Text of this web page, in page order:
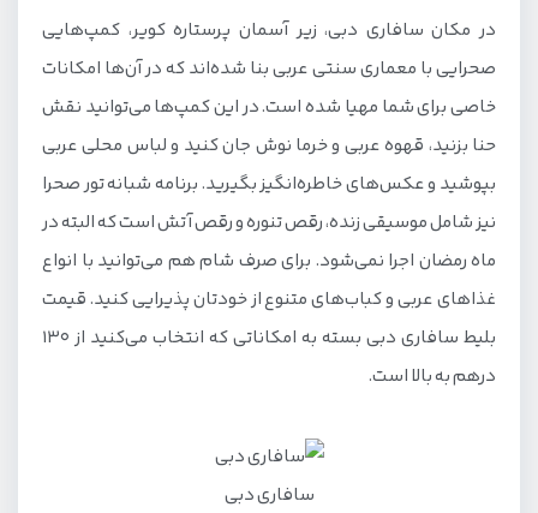
در مکان سافاری دبی، زیر آسمان پرستاره کویر، کمپ‌هایی
صحرایی با معماری سنتی عربی بنا شده‌اند که در آن‌ها امکانات
خاصی برای شما مهیا شده است. در این کمپ‌ها می‌توانید نقش
حنا بزنید، قهوه عربی و خرما نوش جان کنید و لباس محلی عربی
بپوشید و عکس‌های خاطره‌انگیز بگیرید. برنامه شبانه تور صحرا
نیز شامل موسیقی زنده، رقص تنوره و رقص آتش است که البته در
ماه رمضان اجرا نمی‌شود. برای صرف شام هم می‌توانید با انواع
غذاهای عربی و کباب‌های متنوع از خودتان پذیرایی کنید. قیمت
بلیط سافاری دبی بسته به امکاناتی که انتخاب می‌کنید از 130
درهم به بالا است.
سافاری دبی